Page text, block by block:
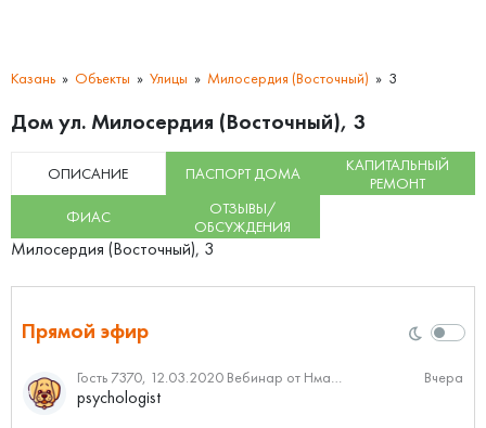
Казань Объекты Улицы Милосердия (Восточный) 3
Дом ул. Милосердия (Восточный), 3
ОПИСАНИЕ ПАСПОРТ ДОМА
КАПИТАЛЬНЫЙ
РЕМОНТ
ФИАС
ОТЗЫВЫ/
ОБСУЖДЕНИЯ
Милосердия (Восточный), 3
Прямой эфир
Гость 7370, 12.03.2020 Вебинар от Нмаркет.ПРО: «Актуальное об ипотеке: что нужно знать» Вчера
psychologist